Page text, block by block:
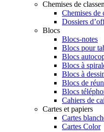
Chemises de
Chemises de
Dossiers
Blocs
Blocs-notes
Blocs pour
Blocs
Blocs à
Blocs à
Blocs de
Blocs
Cahiers de
Cartes et papiers
Cartes
Cartes Color